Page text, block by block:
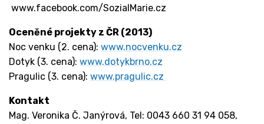
www.facebook.com/SozialMarie.cz
Oceněné projekty z ČR (2013)
Noc venku (2. cena): www.nocvenku.cz
Dotyk (3. cena): www.dotykbrno.cz
Pragulic (3. cena): www.pragulic.cz
Kontakt
Mag. Veronika Č. Janýrová, Tel: 0043 660 31 94 058,